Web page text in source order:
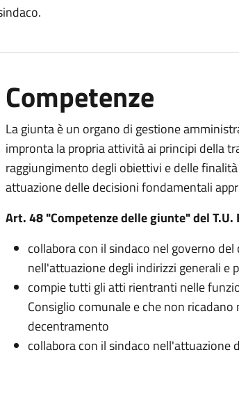
Competenze
La giunta è un organo di gestione
impronta la propria attività ai principi della
raggiungimento degli obiettivi e delle
attuazione delle decisioni fondamentali
Art. 48 "Competenze delle giunte" del
collabora con il sindaco nel governo
nell'attuazione degli indirizzi generali
compie tutti gli atti rientranti nelle
Consiglio comunale e che non
decentramento
collabora con il sindaco nell'attuazione